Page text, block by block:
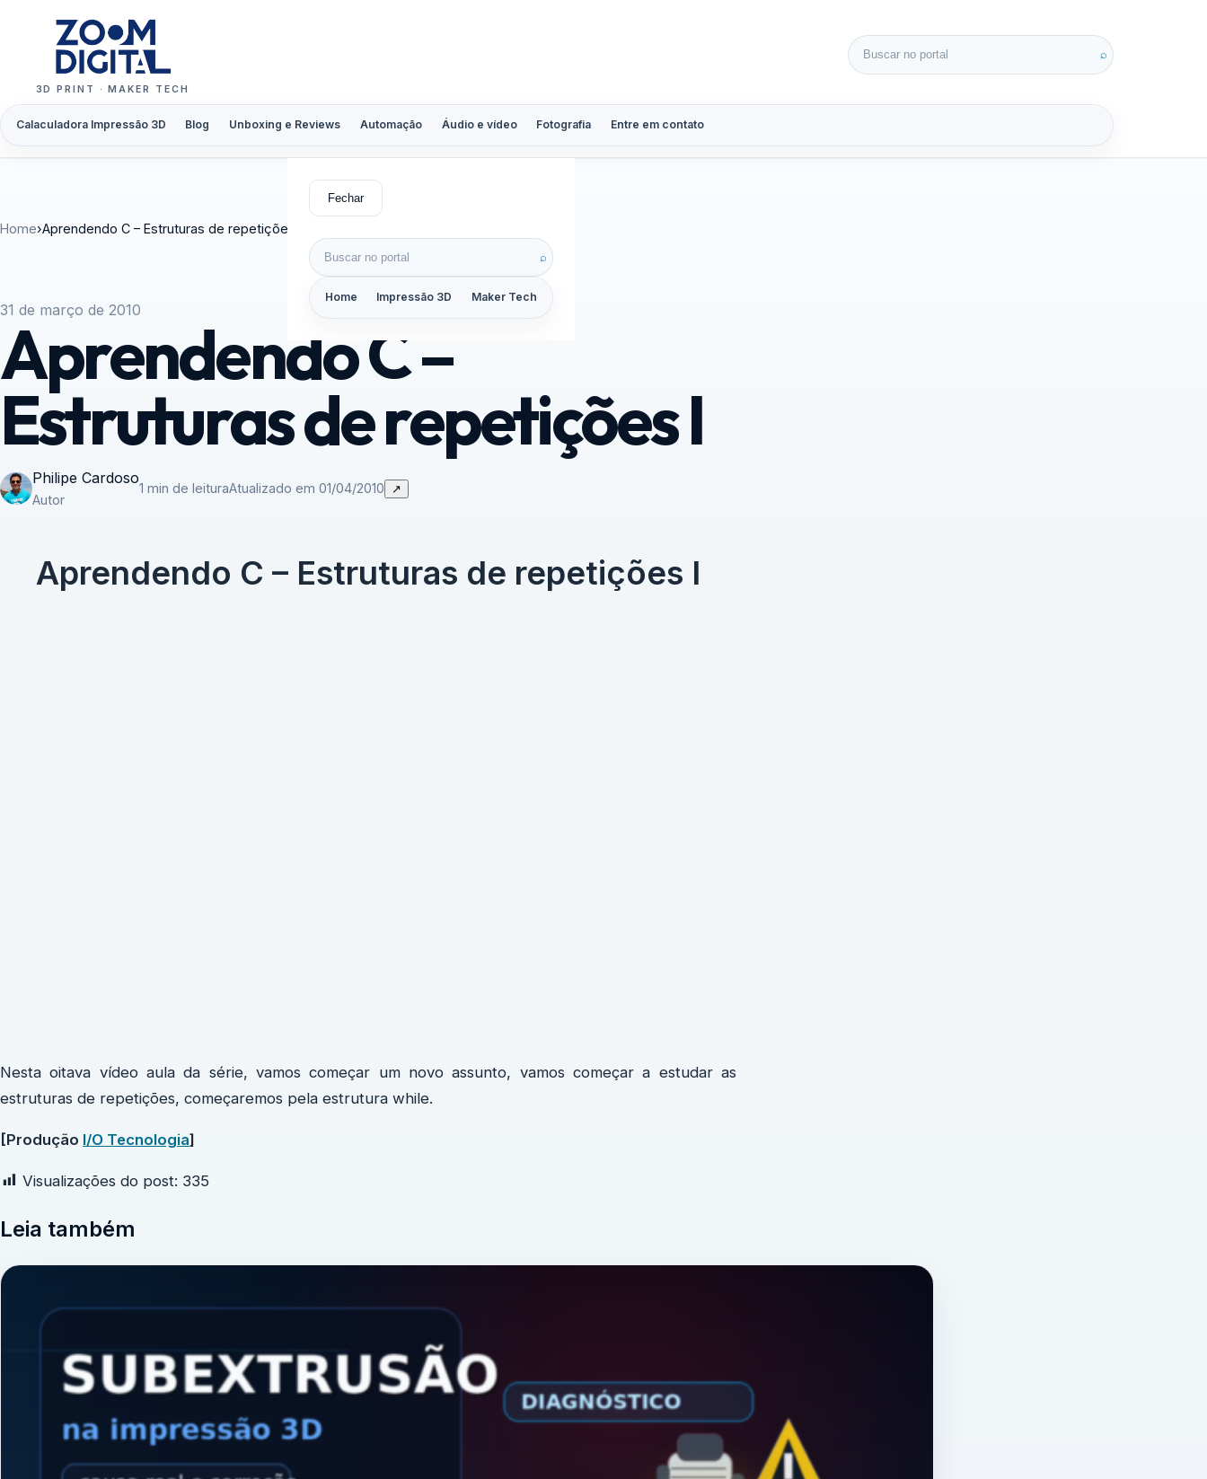
3D PRINT · MAKER TECH
Calaculadora Impressão 3D Blog Unboxing e Reviews Automação Áudio e vídeo Fotografia Entre em contato
Buscar por: ⌕
Fechar
Buscar por: ⌕
Home Impressão 3D Maker Tech
Home›Aprendendo C – Estruturas de repetições I
31 de março de 2010
Aprendendo C –
Estruturas de repetições I
Philipe Cardoso
Autor
1 min de leituraAtualizado em 01/04/2010 ↗
Aprendendo C – Estruturas de repetições I
Nesta oitava vídeo aula da série, vamos começar um novo assunto, vamos começar a estudar as
estruturas de repetições, começaremos pela estrutura while.
[Produção I/O Tecnologia]
Visualizações do post: 335
Leia também